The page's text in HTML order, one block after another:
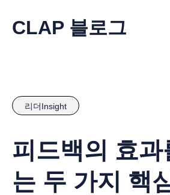
CLAP 블로그
리더Insight
피드백의 효과
는 두 가지 핵